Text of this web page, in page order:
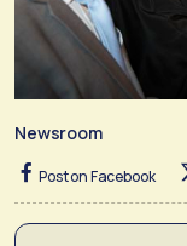
Newsroom
Post on Facebook